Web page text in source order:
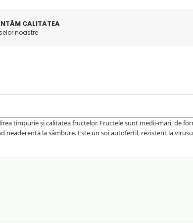
CALITATEA
noastre
timpurie și calitatea fructelor. Fructele sunt medii-mari, de
la sâmbure. Este un soi autofertil, rezistent la